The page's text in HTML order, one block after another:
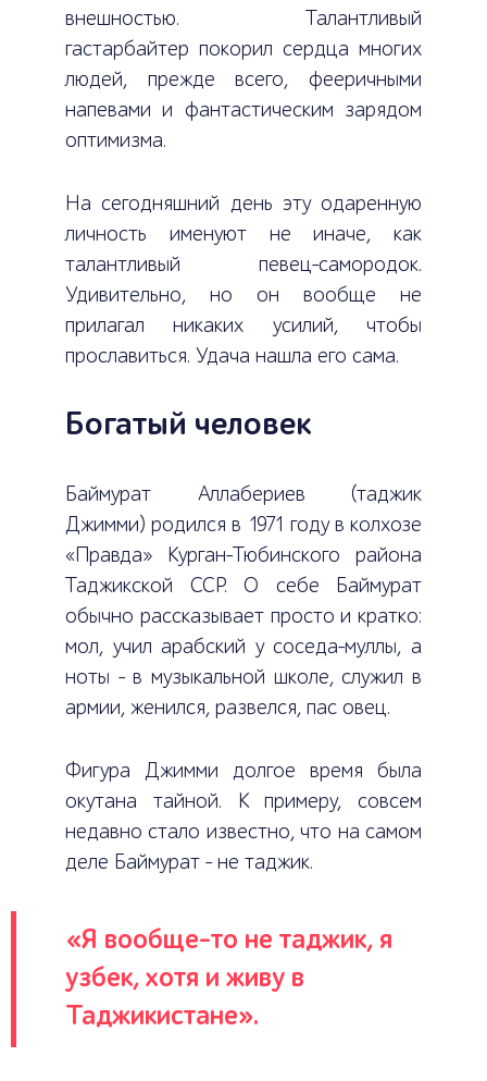
внешностью. Талантливый
гастарбайтер покорил сердца многих
людей, прежде всего, фееричными
напевами и фантастическим зарядом
оптимизма.
На сегодняшний день эту одаренную
личность именуют не иначе, как
талантливый певец-самородок.
Удивительно, но он вообще не
прилагал никаких усилий, чтобы
прославиться. Удача нашла его сама.
Богатый человек
Баймурат Аллабериев (таджик
Джимми) родился в 1971 году в колхозе
«Правда» Курган-Тюбинского района
Таджикской ССР. О себе Баймурат
обычно рассказывает просто и кратко:
мол, учил арабский у соседа-муллы, а
ноты – в музыкальной школе, служил в
армии, женился, развелся, пас овец.
Фигура Джимми долгое время была
окутана тайной. К примеру, совсем
недавно стало известно, что на самом
деле Баймурат – не таджик.
«Я вообще-то не таджик, я
узбек, хотя и живу в
Таджикистане».